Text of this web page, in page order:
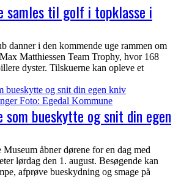
samles til golf i topklasse i
danner i den kommende uge rammen om
Matthiessen Team Trophy, hvor 168
dyster. Tilskuerne kan opleve et
bueskytte og snit din egen kniv
som bueskytte og snit din egen
åbner dørene for en dag med
lørdag den 1. august. Besøgende kan
afprøve bueskydning og smage på